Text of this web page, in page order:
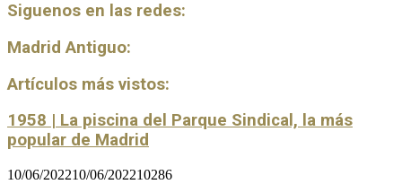
Siguenos en las redes:
Madrid Antiguo:
Artículos más vistos:
1958 | La piscina del Parque Sindical, la más
popular de Madrid
10/06/202210/06/202210286